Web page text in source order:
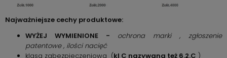
Najważniejsze cechy produktowe:
WYŻEJ WYMIENIONE - ochrona marki , zgłoszenie
patentowe , ilości nacięć
klasa zabezpieczeniowa (kl C nazywana też 6.2.C )